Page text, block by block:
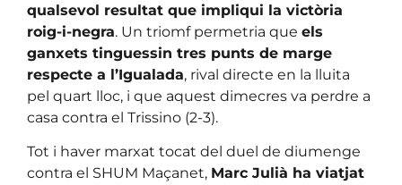
qualsevol resultat que impliqui la victòria
roig-i-negra. Un triomf permetria que els
ganxets tinguessin tres punts de marge
respecte a l’Igualada, rival directe en la lluita
pel quart lloc, i que aquest dimecres va perdre a
casa contra el Trissino (2-3).
Tot i haver marxat tocat del duel de diumenge
contra el SHUM Maçanet, Marc Julià ha viatjat